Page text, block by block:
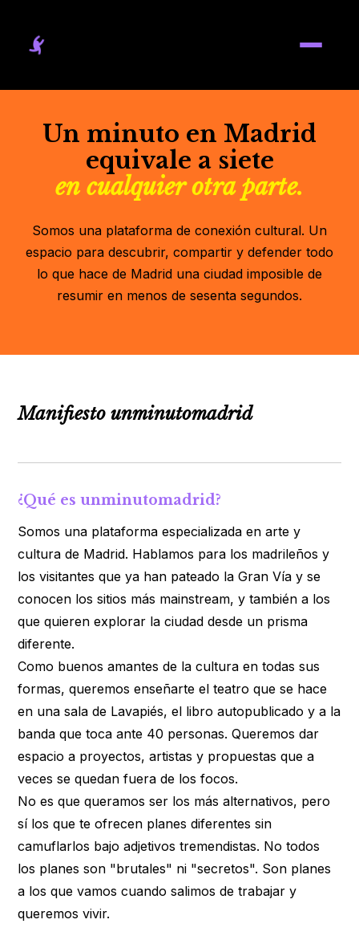
Un minuto en Madrid
equivale a siete
en cualquier otra parte.
Somos una plataforma de conexión cultural. Un
espacio para descubrir, compartir y defender todo
lo que hace de Madrid una ciudad imposible de
resumir en menos de sesenta segundos.
Manifiesto unminutomadrid
¿Qué es unminutomadrid?
Somos una plataforma especializada en arte y
cultura de Madrid. Hablamos para los madrileños y
los visitantes que ya han pateado la Gran Vía y se
conocen los sitios más mainstream, y también a los
que quieren explorar la ciudad desde un prisma
diferente.
Como buenos amantes de la cultura en todas sus
formas, queremos enseñarte el teatro que se hace
en una sala de Lavapiés, el libro autopublicado y a la
banda que toca ante 40 personas. Queremos dar
espacio a proyectos, artistas y propuestas que a
veces se quedan fuera de los focos.
No es que queramos ser los más alternativos, pero
sí los que te ofrecen planes diferentes sin
camuflarlos bajo adjetivos tremendistas. No todos
los planes son "brutales" ni "secretos". Son planes
a los que vamos cuando salimos de trabajar y
queremos vivir.